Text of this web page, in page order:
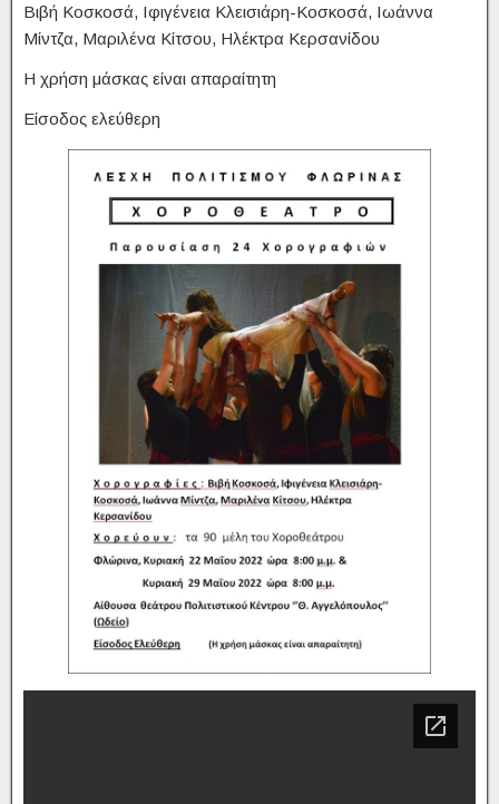
Βιβή Κοσκοσά, Ιφιγένεια Κλεισιάρη-Κοσκοσά, Ιωάννα
Μίντζα, Μαριλένα Κίτσου, Ηλέκτρα Κερσανίδου
Η χρήση μάσκας είναι απαραίτητη
Είσοδος ελεύθερη